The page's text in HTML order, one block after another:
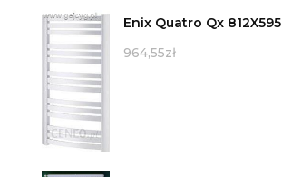
Enix Quatro Qx 812X595
964,55zł